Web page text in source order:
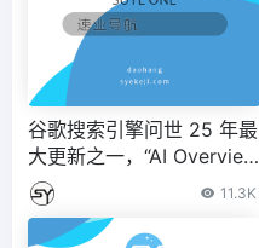
谷歌搜索引擎问世 25 年最
大更新之一，“AI Overview
s”体验正式上线 – IT之家11.3K